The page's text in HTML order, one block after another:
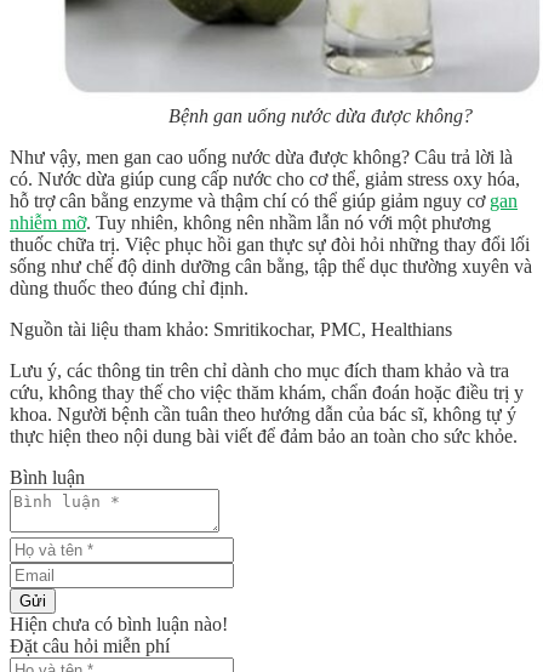
Bệnh gan uống nước dừa được không?
Như vậy, men gan cao uống nước dừa được không? Câu trả lời là
có. Nước dừa giúp cung cấp nước cho cơ thể, giảm stress oxy hóa,
hỗ trợ cân bằng enzyme và thậm chí có thể giúp giảm nguy cơ gan
nhiễm mỡ. Tuy nhiên, không nên nhầm lẫn nó với một phương
thuốc chữa trị. Việc phục hồi gan thực sự đòi hỏi những thay đổi lối
sống như chế độ dinh dưỡng cân bằng, tập thể dục thường xuyên và
dùng thuốc theo đúng chỉ định.
Nguồn tài liệu tham khảo: Smritikochar, PMC, Healthians
Lưu ý, các thông tin trên chỉ dành cho mục đích tham khảo và tra
cứu, không thay thế cho việc thăm khám, chẩn đoán hoặc điều trị y
khoa. Người bệnh cần tuân theo hướng dẫn của bác sĩ, không tự ý
thực hiện theo nội dung bài viết để đảm bảo an toàn cho sức khỏe.
Bình luận
Gửi
Hiện chưa có bình luận nào!
Đặt câu hỏi miễn phí